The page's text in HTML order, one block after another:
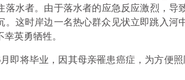
落水者。由于落水者的应急反应激烈，
。这时岸边一名热心群众见状立即跳入
英勇牺牲。
即将毕业，因其母亲罹患癌症，为方便